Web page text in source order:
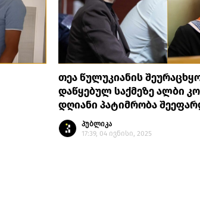
თეა წულუკიანის
დაწყებულ საქმეზე ალბი
დღიანი პატიმრობა
პუბლიკა
17:39, 04 ივნისი, 2025